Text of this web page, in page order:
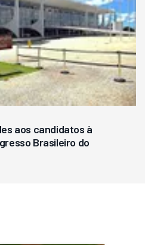
aos candidatos à
Brasileiro do